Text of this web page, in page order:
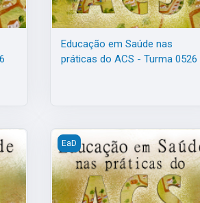
Educação em Saúde nas
práticas do ACS - Turma 0526
do ACS - Turma 0226
Educação em Saúde nas
EaD